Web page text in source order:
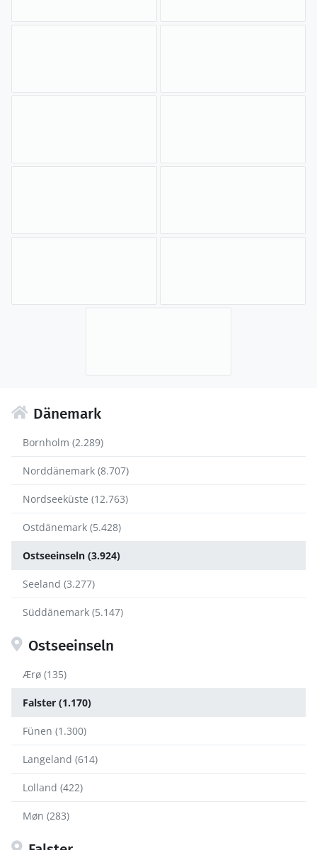
Dänemark
Bornholm (2.289)
Norddänemark (8.707)
Nordseeküste (12.763)
Ostdänemark (5.428)
Ostseeinseln (3.924)
Seeland (3.277)
Süddänemark (5.147)
Ostseeinseln
Ærø (135)
Falster (1.170)
Fünen (1.300)
Langeland (614)
Lolland (422)
Møn (283)